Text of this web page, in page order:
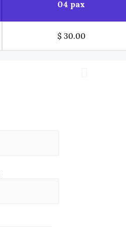
04 pax
$ 30.00